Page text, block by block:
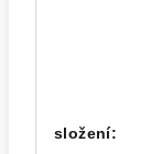
složení: